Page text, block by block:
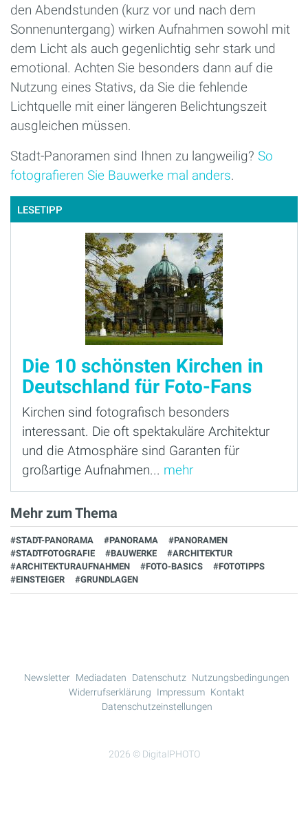
den Abendstunden (kurz vor und nach dem
Sonnenuntergang) wirken Aufnahmen sowohl mit
dem Licht als auch gegenlichtig sehr stark und
emotional. Achten Sie besonders dann auf die
Nutzung eines Stativs, da Sie die fehlende
Lichtquelle mit einer längeren Belichtungszeit
ausgleichen müssen.
Stadt-Panoramen sind Ihnen zu langweilig? So
fotografieren Sie Bauwerke mal anders.
LESETIPP
Die 10 schönsten Kirchen in
Deutschland für Foto-Fans
Kirchen sind fotografisch besonders
interessant. Die oft spektakuläre Architektur
und die Atmosphäre sind Garanten für
großartige Aufnahmen... mehr
Mehr zum Thema
#STADT-PANORAMA #PANORAMA
#PANORAMEN
#STADTFOTOGRAFIE
#BAUWERKE
#ARCHITEKTUR
#ARCHITEKTURAUFNAHMEN
#FOTO-BASICS
#FOTOTIPPS
#EINSTEIGER
#GRUNDLAGEN
2026 © DigitalPHOTO
Newsletter Mediadaten Datenschutz Nutzungsbedingungen
Widerrufserklärung
Impressum Kontakt
Datenschutzeinstellungen